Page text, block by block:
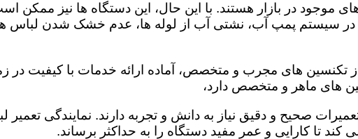
موجود در بازار هستند. با این حال، این دستگاه ها نیز ممکن
سیستم پمپ آب، نشتی آب از لوله ها، عدم خشک شدن لباس
تکنسین های مجرب و متخصص، آماده ارائه خدمات با کیفیت در
های ماهر و متخصص دارد،
صحیح و دقیق نیاز به دانش و تجربه دارند. نمایندگی
تا کارایی و عمر مفید دستگاه را به حداکثر برساند.